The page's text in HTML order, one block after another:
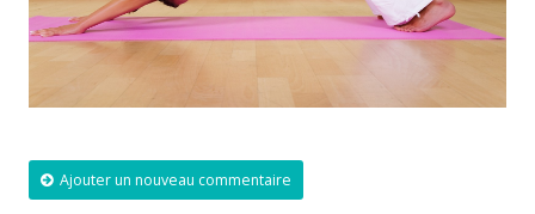
Ajouter un nouveau commentaire